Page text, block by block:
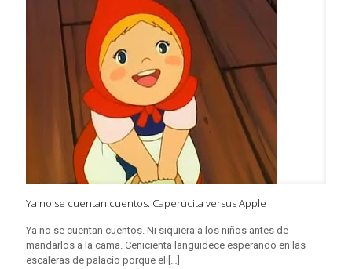
Ya no se cuentan cuentos: Caperucita versus Apple
Ya no se cuentan cuentos. Ni siquiera a los niños antes de
mandarlos a la cama. Cenicienta languidece esperando en las
escaleras de palacio porque el
[…]